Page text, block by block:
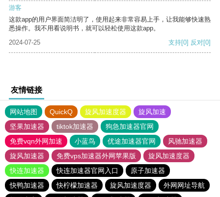
游客
这款app的用户界面简洁明了，使用起来非常容易上手，让我能够快速熟
悉操作。我不用看说明书，就可以轻松使用这款app。
2024-07-25
支持[0] 反对[0]
友情链接
网站地图 QuickQ 旋风加速度器
旋风加速
坚果加速器
tiktok加速器
狗急加速器官网
免费vqn外网加速
小蓝鸟 优途加速器官网
风驰加速器
旋风加速器
免费vps加速器外网苹果版
旋风加速度器
快连加速器
快连加速器官网入口
原子加速器
快鸭加速器
快柠檬加速器 旋风加速度器
外网网址导航